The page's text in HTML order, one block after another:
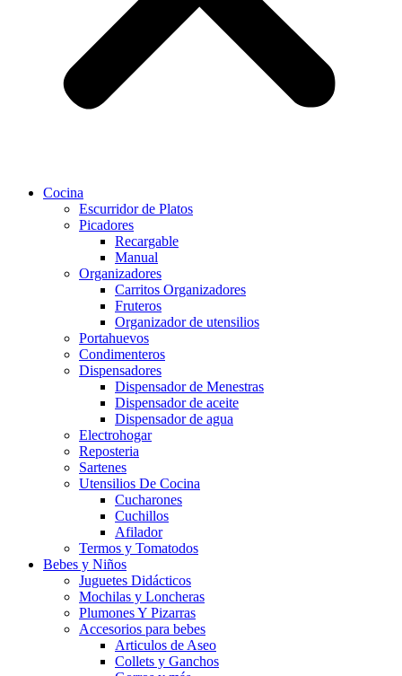
Cocina
Escurridor de Platos
Picadores
Recargable
Manual
Organizadores
Carritos Organizadores
Fruteros
Organizador de utensilios
Portahuevos
Condimenteros
Dispensadores
Dispensador de Menestras
Dispensador de aceite
Dispensador de agua
Electrohogar
Reposteria
Sartenes
Utensilios De Cocina
Cucharones
Cuchillos
Afilador
Termos y Tomatodos
Bebes y Niños
Juguetes Didácticos
Mochilas y Loncheras
Plumones Y Pizarras
Accesorios para bebes
Articulos de Aseo
Collets y Ganchos